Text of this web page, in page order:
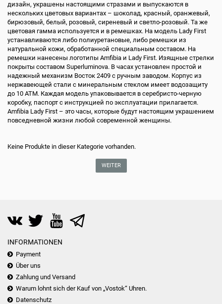
дизайн, украшены настоящими стразами и выпускаются в
нескольких цветовых вариантах – шоколад, красный, оранжевый,
бирюзовый, белый, розовый, сиреневый и светло-розовый. Та же
цветовая гамма используется и в ремешках. На модель Lady First
устанавливаются либо полиуретановые, либо ремешки из
натуральной кожи, обработанной специальным составом. На
ремешки нанесены логотипы Amfibia и Lady First. Изящные стрелки
покрыты составом Superluminova. В часах установлен простой и
надежный механизм Восток 2409 с ручным заводом. Корпус из
нержавеющей стали с минеральным стеклом имеет водозащиту
до 10 АТМ. Каждая модель упаковывается в серебристо-черную
коробку, паспорт с инструкцией по эксплуатации прилагается.
Amfibia Lady First – это часы, которые будут настоящим украшением
повседневной жизни любой современной женщины.
Keine Produkte in dieser Kategorie vorhanden.
WEITER
INFORMATIONEN
Payment
Über uns
Zahlung und Versand
Warum lohnt sich der Kauf von „Vostok“ Uhren.
Datenschutz